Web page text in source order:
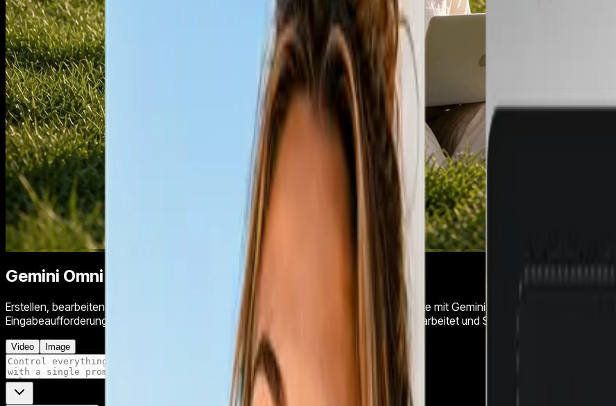
Gemini Omni Flash Videogenerator
Erstellen, bearbeiten und transformieren Sie KI-Videoanzeigen und KI-generierte Inhalte mit Gemini Omni Flash – Googles
Eingabeaufforderungen Videos generiert, bestehende Clips mit einfacher Sprache bearbeitet und Stil oder Hintergrund
Video Image